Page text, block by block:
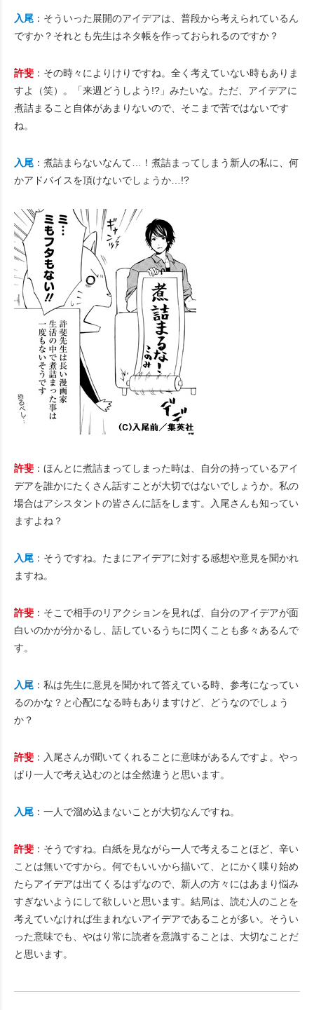
入尾 ：そういった展開のアイデアは、普段から考えられているん
ですか？それとも先生はネタ帳を作っておられるのですか？
許斐 ：その時々によりけりですね。全く考えていない時もありま
すよ（笑）。「来週どうしよう!?」みたいな。ただ、アイデアに
煮詰まること自体があまりないので、そこまで苦ではないです
ね。
入尾 ：煮詰まらないなんて…！煮詰まってしまう新人の私に、何
かアドバイスを頂けないでしょうか…!?
許斐 ：ほんとに煮詰まってしまった時は、自分の持っているアイ
デアを誰かにたくさん話すことが大切ではないでしょうか。私の
場合はアシスタントの皆さんに話をします。入尾さんも知ってい
ますよね？
入尾 ：そうですね。たまにアイデアに対する感想や意見を聞かれ
ますね。
許斐 ：そこで相手のリアクションを見れば、自分のアイデアが面
白いのかが分かるし、話しているうちに閃くことも多々あるんで
す。
入尾 ：私は先生に意見を聞かれて答えている時、参考になってい
るのかな？と心配になる時もありますけど、どうなのでしょう
か？
許斐 ：入尾さんが聞いてくれることに意味があるんですよ。やっ
ぱり一人で考え込むのとは全然違うと思います。
入尾 ：一人で溜め込まないことが大切なんですね。
許斐 ：そうですね。白紙を見ながら一人で考えることほど、辛い
ことは無いですから。何でもいいから描いて、とにかく喋り始め
たらアイデアは出てくるはずなので、新人の方々にはあまり悩み
すぎないようにして欲しいと思います。結局は、読む人のことを
考えていなければ生まれないアイデアであることが多い。そうい
った意味でも、やはり常に読者を意識することは、大切なことだ
と思います。